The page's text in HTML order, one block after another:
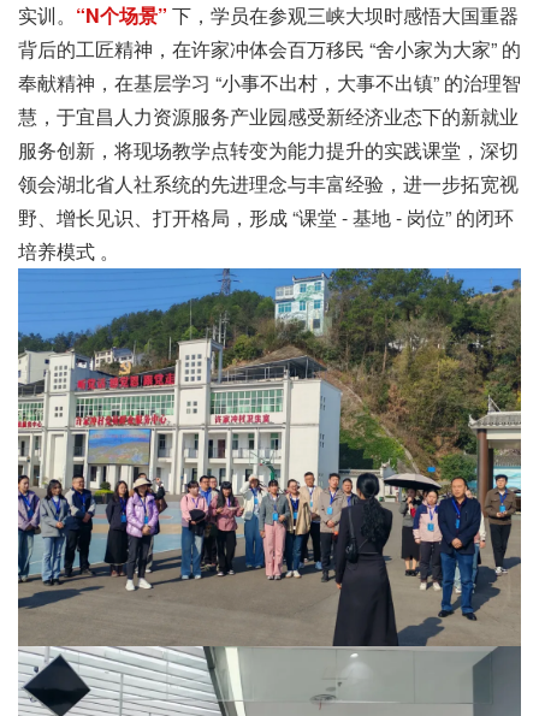
实训。 “N个场景” 下，学员在参观三峡大坝时感悟大国重器
背后的工匠精神，在许家冲体会百万移民 “舍小家为大家” 的
奉献精神，在基层学习 “小事不出村，大事不出镇” 的治理智
慧，于宜昌人力资源服务产业园感受新经济业态下的新就业
服务创新，将现场教学点转变为能力提升的实践课堂，深切
领会湖北省人社系统的先进理念与丰富经验，进一步拓宽视
野、增长见识、打开格局，形成 “课堂 - 基地 - 岗位” 的闭环
培养模式 。